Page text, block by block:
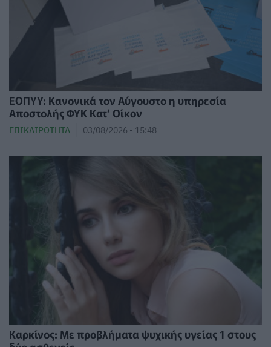
ΕΟΠΥΥ: Κανονικά τον Αύγουστο η υπηρεσία
Αποστολής ΦΥΚ Κατ’ Οίκον
ΕΠΙΚΑΙΡΌΤΗΤΑ 03/08/2026 - 15:48
Καρκίνος: Με προβλήματα ψυχικής υγείας 1 στους